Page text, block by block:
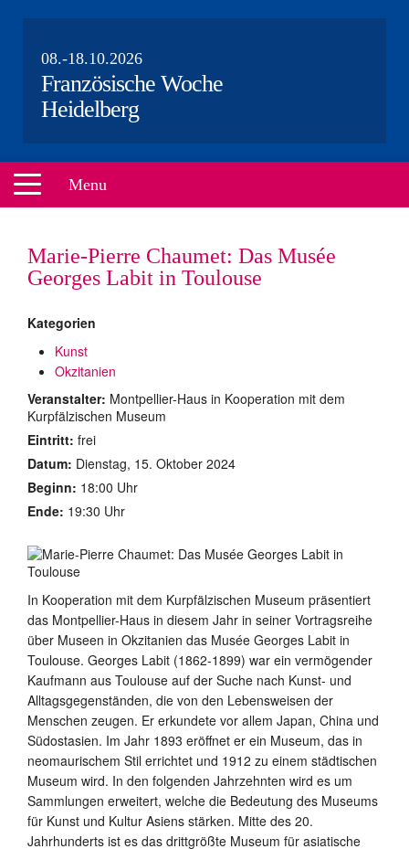
08.-18.10.2026
Französische Woche
Heidelberg
Menu
VERANSTALTUNGEN
Marie-Pierre Chaumet: Das Musée
Georges Labit in Toulouse
Kategorien
Kunst
Okzitanien
Veranstalter: Montpellier-Haus in Kooperation mit dem
Kurpfälzischen Museum
Eintritt: frei
Datum: Dienstag, 15. Oktober 2024
Beginn: 18:00 Uhr
Ende: 19:30 Uhr
In Kooperation mit dem Kurpfälzischen Museum präsentiert
das Montpellier-Haus in diesem Jahr in seiner Vortragsreihe
über Museen in Okzitanien das Musée Georges Labit in
Toulouse. Georges Labit (1862-1899) war ein vermögender
Kaufmann aus Toulouse auf der Suche nach Kunst- und
Alltagsgegenständen, die von den Lebensweisen der
Menschen zeugen. Er erkundete vor allem Japan, China und
Südostasien. Im Jahr 1893 eröffnet er ein Museum, das in
neomaurischem Stil errichtet und 1912 zu einem städtischen
Museum wird. In den folgenden Jahrzehnten wird es um
Sammlungen erweitert, welche die Bedeutung des Museums
für Kunst und Kultur Asiens stärken. Mitte des 20.
Jahrhunderts ist es das drittgrößte Museum für asiatische